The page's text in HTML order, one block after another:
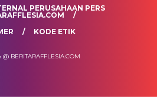
PERUSAHAAN PERS
KODE ETIK
@ BERITARAFFLESIA.COM